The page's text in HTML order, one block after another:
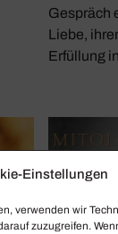
Einstellungen
verwenden wir
zuzugreifen.
Gespräch
Liebe,
Erfüllung